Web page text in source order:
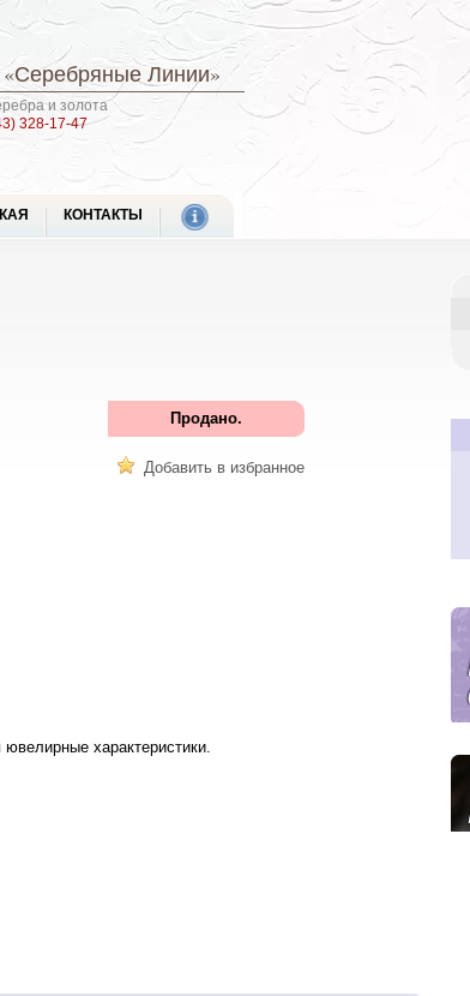
«Серебряные Линии»
и золота
328-17-47
КОНТАКТЫ
Продано.
Добавить в избранное
характеристики.